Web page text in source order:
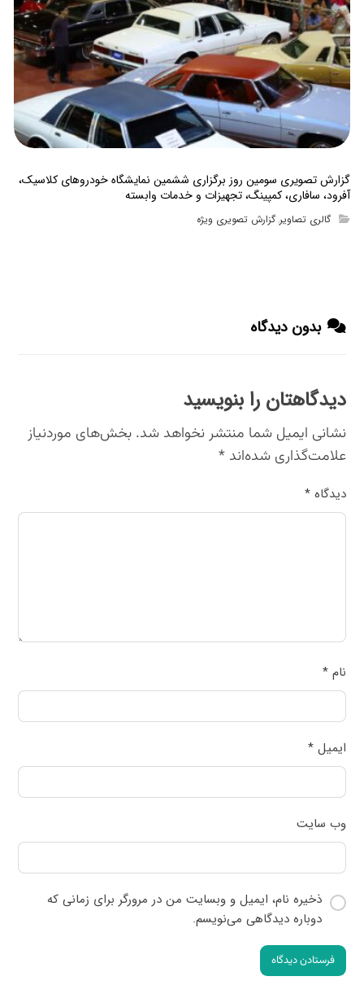
گزارش تصویری سومین روز برگزاری ششمین نمایشگاه خودروهای کلاسیک،
آفرود، سافاری، کمپینگ، تجهیزات و خدمات وابسته
گالری تصاویر,گزارش تصویری ویژه
بدون دیدگاه
دیدگاهتان را بنویسید
نشانی ایمیل شما منتشر نخواهد شد. بخش‌های موردنیاز
علامت‌گذاری شده‌اند*
دیدگاه*
نام*
ایمیل*
وب‌ سایت
ذخیره نام، ایمیل و وبسایت من در مرورگر برای زمانی که
دوباره دیدگاهی می‌نویسم.
فرستادن دیدگاه